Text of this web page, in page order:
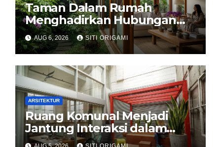
Taman Dalam Rumah
Menghadirkan Hubungan
Harmonis antara Arsitektur
dan Alam
AUG 6, 2026 SITI ORIGAMI
ARSITEKTUR
Ruang Komunal Menjadi
Jantung Interaksi dalam
Perancangan Arsitektur